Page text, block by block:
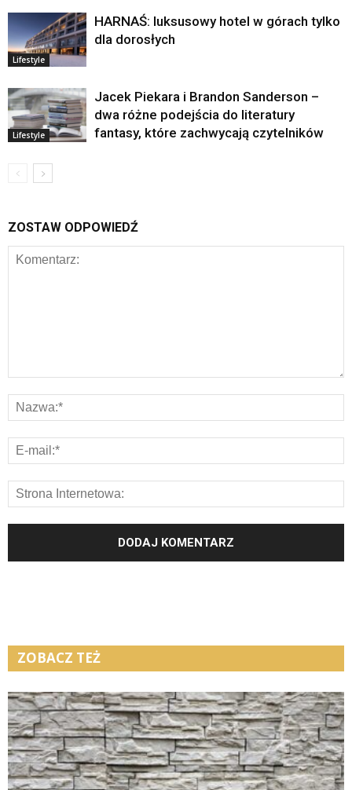
Lifestyle
HARNAŚ: luksusowy hotel w górach tylko
dla dorosłych
Lifestyle
Jacek Piekara i Brandon Sanderson –
dwa różne podejścia do literatury
fantasy, które zachwycają czytelników
ZOSTAW ODPOWIEDŹ
ZOBACZ TEŻ